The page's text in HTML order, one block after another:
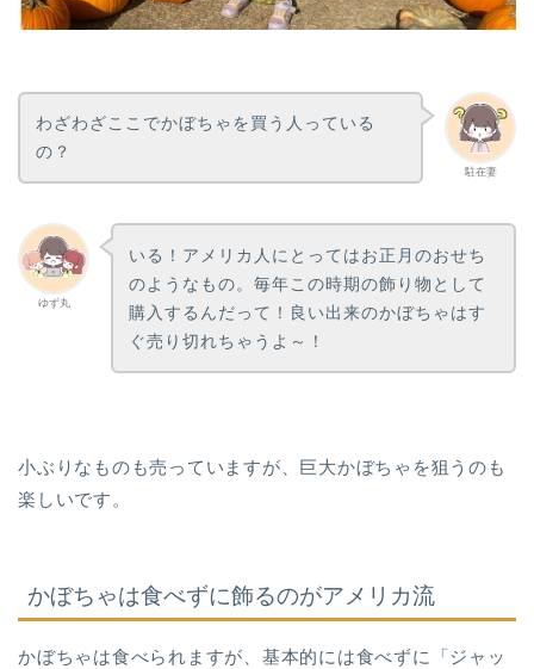
駐在妻
わざわざここでかぼちゃを買う人っている
の？
ゆず丸
いる！アメリカ人にとってはお正月のおせち
のようなもの。毎年この時期の飾り物として
購入するんだって！良い出来のかぼちゃはす
ぐ売り切れちゃうよ～！
小ぶりなものも売っていますが、巨大かぼちゃを狙うのも
楽しいです。
かぼちゃは食べずに飾るのがアメリカ流
かぼちゃは食べられますが、基本的には食べずに「ジャッ